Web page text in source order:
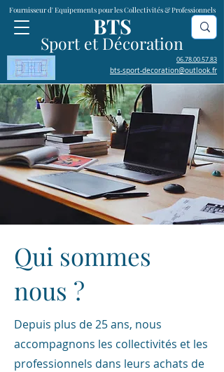
Fournisseur d' Equipements pour les Collectivités & Professionnels
BTS
Sport et Décoration
bts-sport-decoration@outlook.fr
06.78.00.57.83
Qui sommes
nous ?
Depuis plus de 25 ans, nous
accompagnons les collectivités et les
professionnels dans leurs achats de